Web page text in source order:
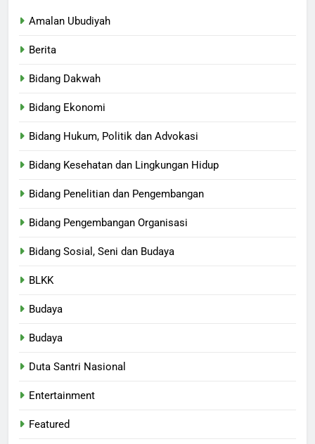
Amalan Ubudiyah
Berita
Bidang Dakwah
Bidang Ekonomi
Bidang Hukum, Politik dan Advokasi
Bidang Kesehatan dan Lingkungan Hidup
Bidang Penelitian dan Pengembangan
Bidang Pengembangan Organisasi
Bidang Sosial, Seni dan Budaya
BLKK
Budaya
Budaya
Duta Santri Nasional
Entertainment
Featured